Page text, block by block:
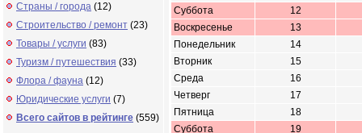
Страны / города (12)
Строительство / ремонт (23)
Товары / услуги (83)
Туризм / путешествия (33)
Флора / фауна (12)
Юридические услуги (7)
Всего сайтов в рейтинге (559)
Суббота
12
Воскресенье
13
Понедельник
14
Вторник
15
Среда
16
Четверг
17
Пятница
18
Суббота
19